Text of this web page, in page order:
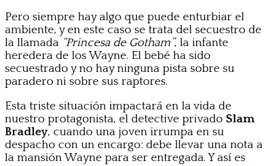
Pero siempre hay algo que puede enturbiar el
ambiente, y en este caso se trata del secuestro de
la llamada “Princesa de Gotham”, la infante
heredera de los Wayne. El bebé ha sido
secuestrado y no hay ninguna pista sobre su
paradero ni sobre sus raptores.
Esta triste situación impactará en la vida de
nuestro protagonista, el detective privado Slam
Bradley, cuando una joven irrumpa en su
despacho con un encargo: debe llevar una nota a
la mansión Wayne para ser entregada. Y así es